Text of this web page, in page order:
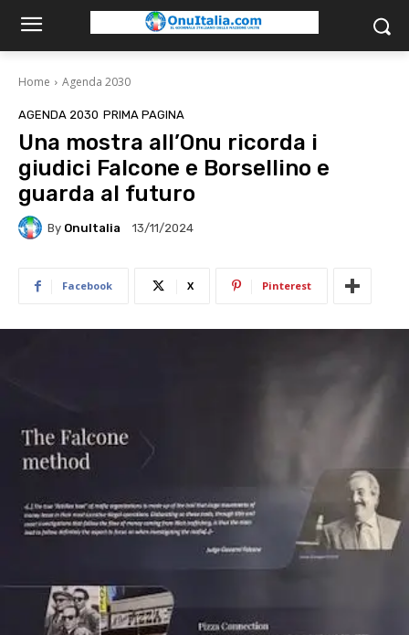
Home Agenda 2030
AGENDA 2030 PRIMA PAGINA
Una mostra all’Onu ricorda i
giudici Falcone e Borsellino e
guarda al futuro
By OnuItalia 13/11/2024
Facebook X Pinterest